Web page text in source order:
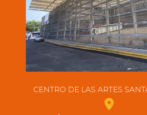
CENTRO DE LAS ARTES